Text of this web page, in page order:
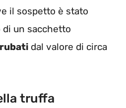
il sospetto è stato
un sacchetto
dal valore di circa
truffa